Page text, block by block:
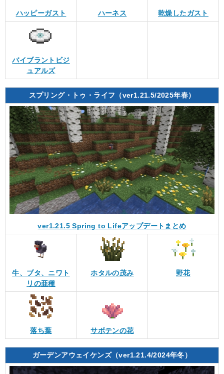
ハッピーガスト ハーネス 乾燥したガスト
バイブラントビジ
ュアルズ
スプリング・トゥ・ライフ（ver1.21.5/2025年春）
ver1.21.5 Spring to Lifeアップデートまとめ
牛、ブタ、ニワト
リの亜種
ホタルの茂み 野花
落ち葉 サボテンの花
ガーデンアウェイケンズ（ver1.21.4/2024年冬）